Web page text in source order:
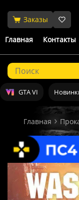
Заказы
Главная Контакты
GTA VI
Главная